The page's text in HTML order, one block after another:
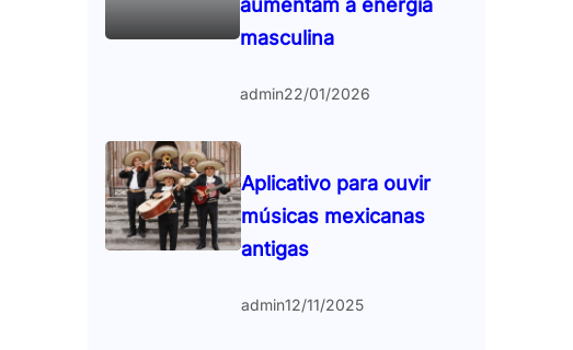
aumentam a energia
masculina
admin22/01/2026
Aplicativo para ouvir
músicas mexicanas
antigas
admin12/11/2025